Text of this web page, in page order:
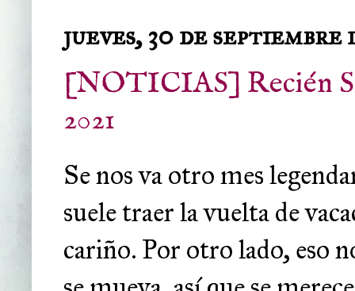
jueves, 30 de septiembre
[NOTICIAS] Recién
2021
Se nos va otro mes
suele traer la vuelta de
cariño. Por otro lado, eso